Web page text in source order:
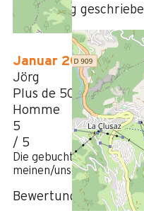
Bewertung
Januar 2025
Jörg
Plus de 50 ans
Homme
5
/ 5
Die gebuchte Unterkunft
meinen/unseren
Bewertung